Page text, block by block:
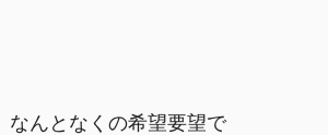
なんとなくの希望要望で